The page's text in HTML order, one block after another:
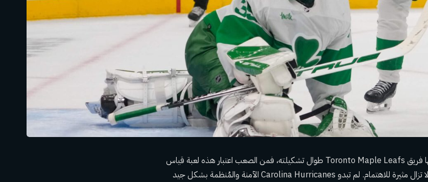
بالنظر إلى الإصابات التي يعاني منها فريق Toronto Maple Leafs طوال تشكيلته، فمن الصعب اعتبار هذه لعبة قياس
حقيقية. ومع ذلك، كانت القرعة لا تزال مثيرة للاهتمام. لم تبدو Carolina Hurricanes الآمنة والمُنظمة بشكل جيد